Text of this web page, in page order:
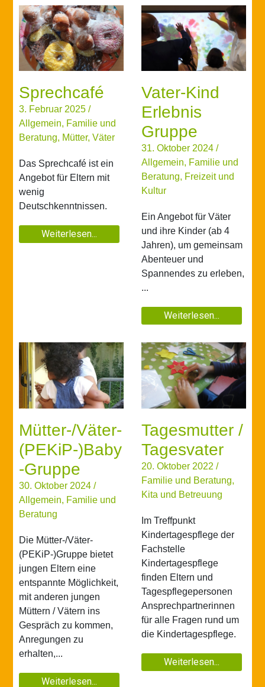
Sprechcafé
3. Februar 2025 /
Allgemein, Familie und
Beratung, Mütter,Väter
Das Sprechcafé ist ein
Angebot für Eltern mit
wenig
Deutschkenntnissen.
Weiterlesen...
Vater-Kind
Erlebnis
Gruppe
31. Oktober 2024 /
Allgemein, Familie und
Beratung, Freizeit und
Kultur
Ein Angebot für Väter
und ihre Kinder (ab 4
Jahren), um gemeinsam
Abenteuer und
Spannendes zu erleben,
...
Weiterlesen...
Mütter-/Väter-
(PEKiP-)Baby
-Gruppe
30. Oktober 2024 /
Allgemein, Familie und
Beratung
Die Mütter-/Väter-
(PEKiP-)Gruppe bietet
jungen Eltern eine
entspannte Möglichkeit,
mit anderen jungen
Müttern / Vätern ins
Gespräch zu kommen,
Anregungen zu
erhalten,...
Weiterlesen...
Tagesmutter /
Tagesvater
20. Oktober 2022 /
Familie und Beratung,
Kita und Betreuung
Im Treffpunkt
Kindertagespflege der
Fachstelle
Kindertagespflege
finden Eltern und
Tagespflegepersonen
Ansprechpartnerinnen
für alle Fragen rund um
die Kindertagespflege.
Weiterlesen...